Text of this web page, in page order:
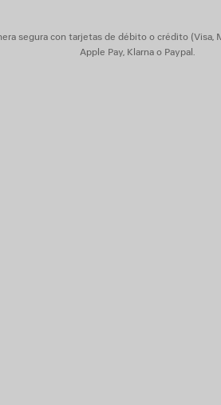
segura con tarjetas de débito o crédito (Visa,
Apple Pay, Klarna o Paypal.